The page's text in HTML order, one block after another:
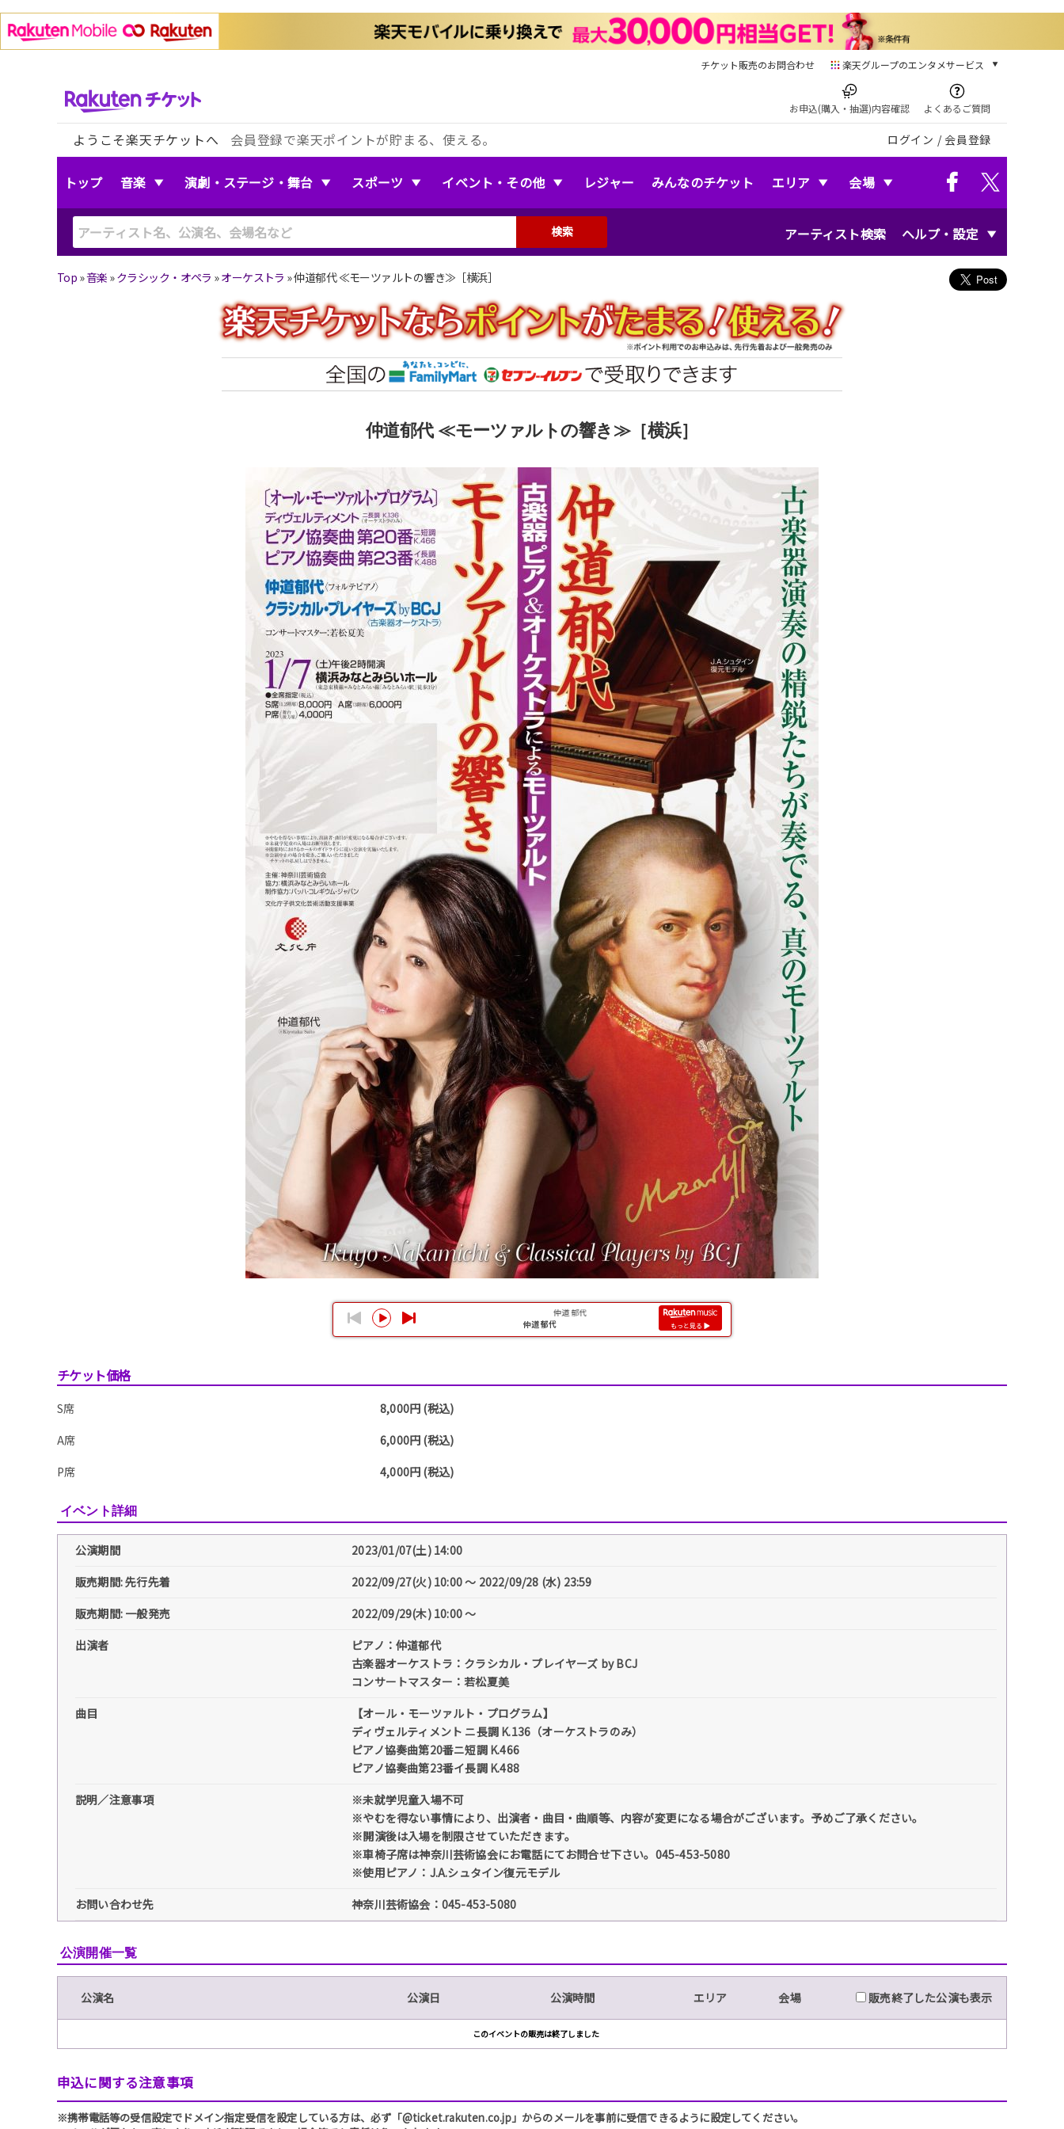
チケット販売のお問合わせ 楽天グループのエンタメサービス
本/ゲーム/CD/DVD
楽天ブックス
電子書籍
楽天Kobo
音楽配信
お申込(購入・抽選)内容確認 よくあるご質問
ようこそ楽天チケットへ 会員登録で楽天ポイントが貯まる、使える。 ログイン / 会員登録
トップ 音楽 演劇・ステージ・舞台 スポーツ イベント・その他 レジャー みんなのチケット エリア 会場
アーティスト検索 ヘルプ・設定
検索
Top »音楽 »クラシック・オペラ »オーケストラ »仲道郁代 ≪モーツァルトの響き≫［横浜］
仲道郁代 ≪モーツァルトの響き≫［横浜］
チケット価格
S席
8,000円 (税込)
A席
6,000円 (税込)
P席
4,000円 (税込)
イベント詳細
公演期間
2023/01/07(土) 14:00
販売期間: 先行先着
2022/09/27(火) 10:00 〜 2022/09/28 (水) 23:59
販売期間: 一般発売
2022/09/29(木) 10:00 〜
出演者
ピアノ：仲道郁代
古楽器オーケストラ：クラシカル・プレイヤーズ by BCJ
コンサートマスター：若松夏美
曲目
【オール・モーツァルト・プログラム】
ディヴェルティメント ニ長調 K.136（オーケストラのみ）
ピアノ協奏曲第20番ニ短調 K.466
ピアノ協奏曲第23番イ長調 K.488
説明／注意事項
※未就学児童入場不可
※やむを得ない事情により、出演者・曲目・曲順等、内容が変更になる場合がございます。予めご了承ください。
※開演後は入場を制限させていただきます。
※車椅子席は神奈川芸術協会にお電話にてお問合せ下さい。045-453-5080
※使用ピアノ：J.A.シュタイン復元モデル
お問い合わせ先
神奈川芸術協会：045-453-5080
公演開催一覧
公演名 公演日 公演時間 エリア 会場 販売終了した公演も表示
このイベントの販売は終了しました
申込に関する注意事項
※携帯電話等の受信設定でドメイン指定受信を設定している方は、必ず「@ticket.rakuten.co.jp」からのメールを事前に受信できるように設定してください。